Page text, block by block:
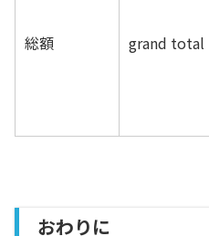
総額 grand total
おわりに